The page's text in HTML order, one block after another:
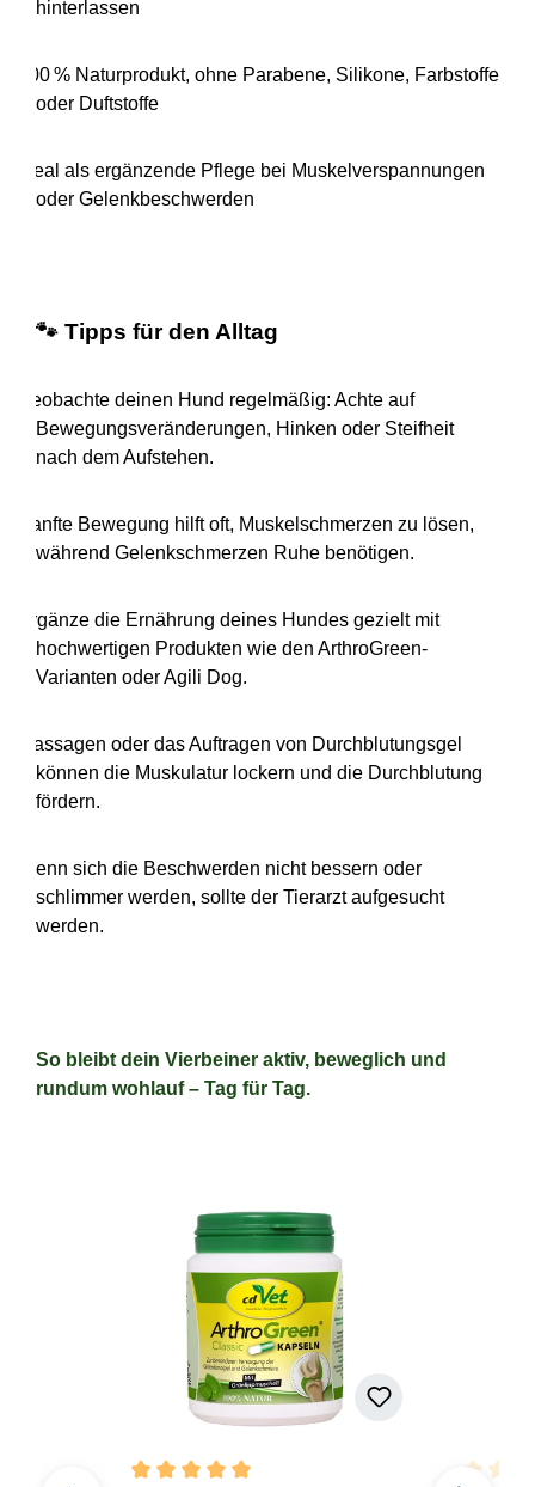
hinterlassen
100% Naturprodukt, ohne Parabene, Silikone, Farbstoffe
oder Duftstoffe
Ideal als ergänzende Pflege bei Muskelverspannungen
oder Gelenkbeschwerden
🐾 Tipps für den Alltag
Beobachte deinen Hund regelmäßig: Achte auf
Bewegungsveränderungen, Hinken oder Steifheit
nach dem Aufstehen.
Sanfte Bewegung hilft oft, Muskelschmerzen zu lösen,
während Gelenkschmerzen Ruhe benötigen.
Ergänze die Ernährung deines Hundes gezielt mit
hochwertigen Produkten wie den ArthroGreen-
Varianten oder Agili Dog.
Massagen oder das Auftragen von Durchblutungsgel
können die Muskulatur lockern und die Durchblutung
fördern.
Wenn sich die Beschwerden nicht bessern oder
schlimmer werden, sollte der Tierarzt aufgesucht
werden.
So bleibt dein Vierbeiner aktiv, beweglich und
rundum wohlauf – Tag für Tag.